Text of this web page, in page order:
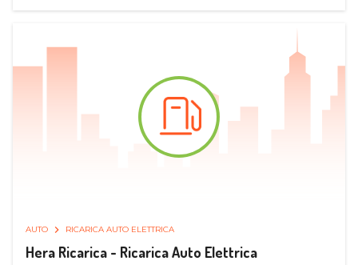
AUTO RICARICA AUTO ELETTRICA
Hera Ricarica - Ricarica Auto Elettrica